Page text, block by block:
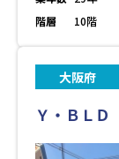
階層
10階
大阪府
Ｙ・ＢＬＤ